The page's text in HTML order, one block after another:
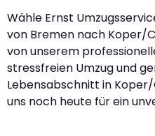
Wähle Ernst
von Bremen nach Koper/
von unserem
stressfreien Umzug und
Lebensabschnitt in
uns noch heute für ein